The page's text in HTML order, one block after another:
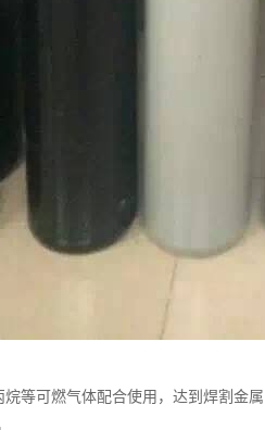
等可燃气体配合使用，达到焊割金